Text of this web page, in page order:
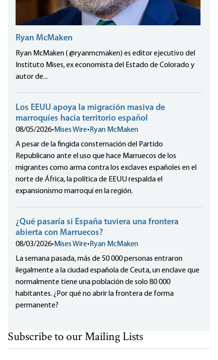
Ryan McMaken
Ryan McMaken ( @ryanmcmaken) es editor ejecutivo del
Instituto Mises, ex economista del Estado de Colorado y
autor de...
Los EEUU apoya la migración masiva de
marroquíes hacia territorio español
08/05/2026• Mises Wire•Ryan McMaken
A pesar de la fingida consternación del Partido
Republicano ante el uso que hace Marruecos de los
migrantes como arma contra los exclaves españoles en el
norte de África, la política de EEUU respalda el
expansionismo marroquí en la región.
¿Qué pasaría si España tuviera una frontera
abierta con Marruecos?
08/03/2026• Mises Wire•Ryan McMaken
La semana pasada, más de 50 000 personas entraron
ilegalmente a la ciudad española de Ceuta, un enclave que
normalmente tiene una población de solo 80 000
habitantes. ¿Por qué no abrir la frontera de forma
permanente?
Subscribe to our Mailing Lists